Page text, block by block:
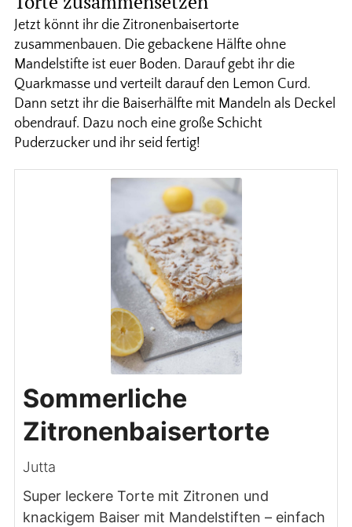
Jetzt könnt ihr die Zitronenbaisertorte
zusammenbauen. Die gebackene Hälfte ohne
Mandelstifte ist euer Boden. Darauf gebt ihr die
Quarkmasse und verteilt darauf den Lemon Curd.
Dann setzt ihr die Baiserhälfte mit Mandeln als Deckel
obendrauf. Dazu noch eine große Schicht
Puderzucker und ihr seid fertig!
Sommerliche
Zitronenbaisertorte
Jutta
Super leckere Torte mit Zitronen und
knackigem Baiser mit Mandelstiften – einfach